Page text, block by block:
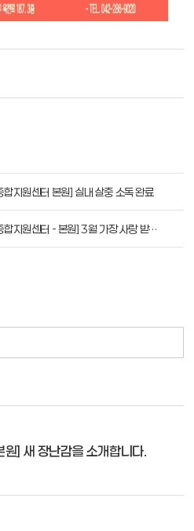
지원센터 본원] 실내 살충 소독 완료
[대전광역시육아종합지원센터 - 본원] 3월 가장 사랑 받은 장난감 BEST3
] 새 장난감을 소개합니다.